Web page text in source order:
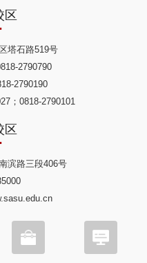
区
塔石路519号
2790790
2790190
；0818-2790101
区
滨路三段406号